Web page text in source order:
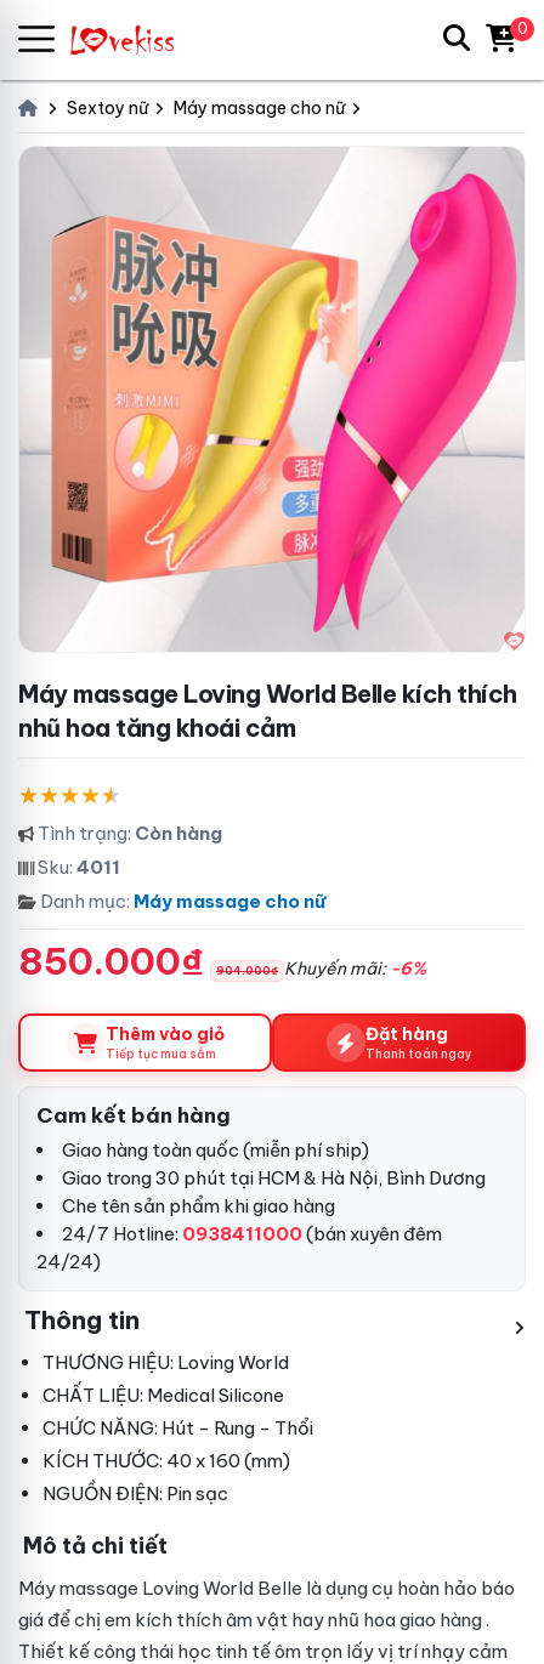
Sextoy nữ Máy massage cho nữ
Máy massage Loving World Belle kích thích
nhũ hoa tăng khoái cảm
Tình trạng: Còn hàng
Sku: 4011
Danh mục: Máy massage cho nữ
850.000₫ 904.000₫ Khuyến mãi: -6%
Thêm vào giỏ
Tiếp tục mua sắm
Đặt hàng
Thanh toán ngay
Cam kết bán hàng
Giao hàng toàn quốc (miễn phí ship)
Giao trong 30 phút tại HCM & Hà Nội, Bình Dương
Che tên sản phẩm khi giao hàng
24/7 Hotline: 0938411000(bán xuyên đêm
24/24)
Thông tin
THƯƠNG HIỆU: Loving World
CHẤT LIỆU: Medical Silicone
CHỨC NĂNG: Hút - Rung - Thổi
KÍCH THƯỚC: 40x160(mm)
NGUỒN ĐIỆN: Pin sạc
Mô tả chi tiết
Máy massage Loving World Belle là dụng cụ hoàn hảo báo
giá để chị em kích thích âm vật hay nhũ hoagiao hàng.
Thiết kế công thái học tinh tế ôm trọn lấy vị trí nhạy cảm
0